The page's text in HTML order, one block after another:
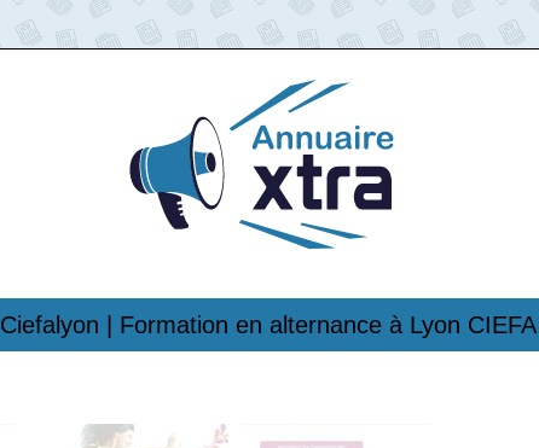
Ciefalyon | Formation en alternance à Lyon CIEFA